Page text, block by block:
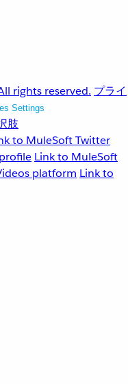
rights reserved. プライ
Settings
肢
to MuleSoft Twitter
Link to MuleSoft
platform Link to